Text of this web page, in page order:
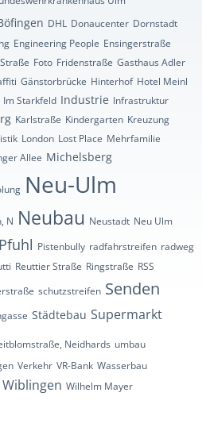
DHL Donaucenter Dornstadt
Engineering People Ensingerstraße
Foto Fridenstraße Gasthaus Adler
Gänstorbrücke Hinterhof Hotel Meinl
Im Starkfeld Industrie Infrastruktur
Karlstraße Kindergarten Kreuzung
London Lost Place Mehrfamilie
Allee Michelsberg
Neu-Ulm
N Neubau Neustadt Neu Ulm
Pfuhl Pistenbully radfahrstreifen radweg
Reuttier Straße Ringstraße RSS
schutzstreifen Senden
Städtebau Supermarkt
Neidhards umbau
Verkehr VR-Bank Wasserbau
Wiblingen Wilhelm Mayer